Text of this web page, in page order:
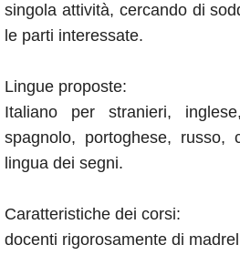
singola attività, cercando di
le parti interessate.
Lingue proposte:
Italiano per stranieri,
spagnolo, portoghese, russo,
lingua dei segni.
Caratteristiche dei corsi:
docenti rigorosamente di